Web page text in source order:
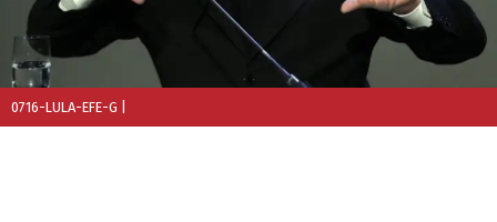
0716-LULA-EFE-G